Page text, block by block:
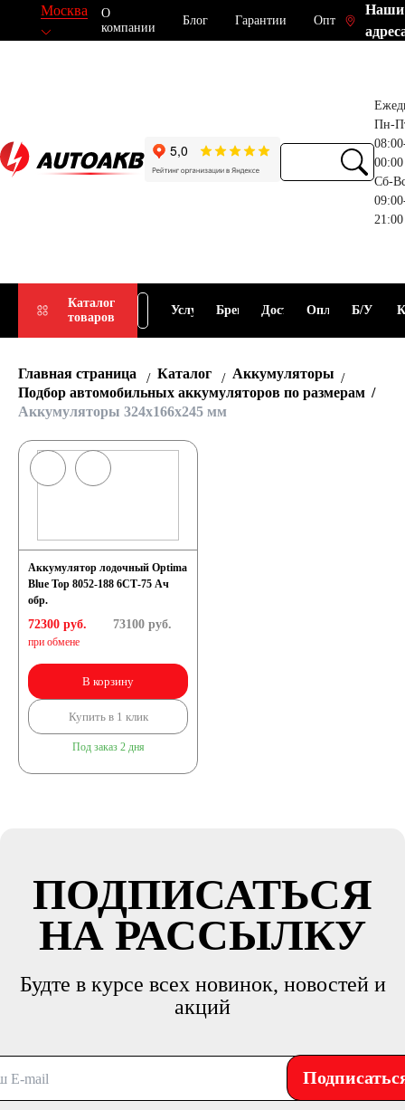
Москва
О
компании
Блог Гарантии Опт
Наши
Пн-
00:00
Сб-
21:00
Каталог
товаров
Подбор
АКБ
Услуги Бренды ДоставкаОплата Б/У
Главная страница Каталог
Аккумуляторы
Подбор автомобильных аккумуляторов по размерам
Аккумуляторы 324x166x245 мм
Аккумулятор лодочный Optima
Blue Top 8052-188 6СТ-75 Ач
обр.
72300 руб.
при обмене
73100руб.
В корзину
Купить в 1 клик
Под заказ 2 дня
ПОДПИСАТЬСЯ
НА РАССЫЛКУ
Будте в курсе всех новинок, новостей и
акций